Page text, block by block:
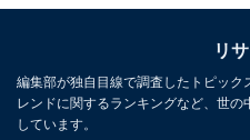
リ
編集部が独自目線で調査したトピック
レンドに関するランキングなど、世
しています。